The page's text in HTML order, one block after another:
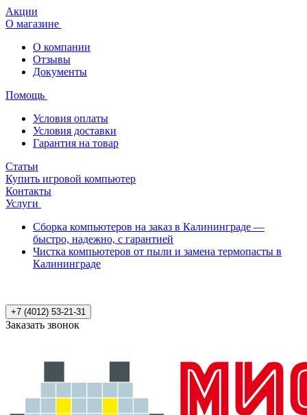
Акции
О магазине
О компании
Отзывы
Документы
Помощь
Условия оплаты
Условия доставки
Гарантия на товар
Статьи
Купить игровой компьютер
Контакты
Услуги
Сборка компьютеров на заказ в Калининграде —
быстро, надежно, с гарантией
Чистка компьютеров от пыли и замена термопасты в
Калининграде
+7 (4012) 53-21-31
Заказать звонок